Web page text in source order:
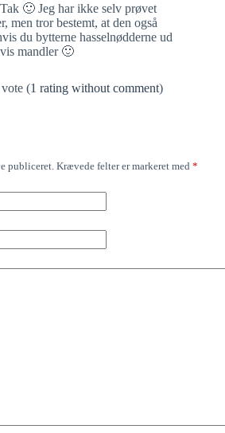
🙂 Jeg har ikke selv prøvet
men tror bestemt, at den også
du bytterne hasselnødderne ud
mandler 🙂
(1 rating without comment)
publiceret.Krævede felter er markeret med *